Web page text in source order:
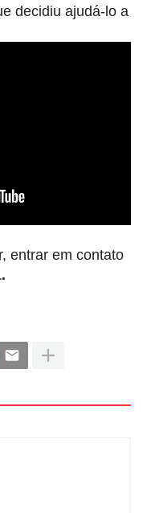
decidiu ajudá-lo a
entrar em contato